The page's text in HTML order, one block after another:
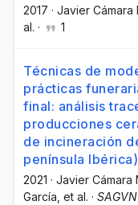
2017 · Javier Cámara
al. · 1
Técnicas de
prácticas
final: análisis
producciones
de incineración
península Ibérica)
2021 · Javier Cámara
García , et al. ·